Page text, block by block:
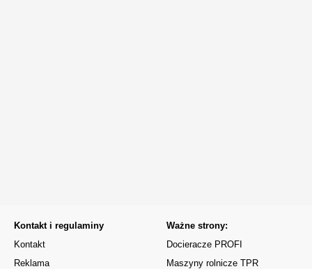
Kontakt i regulaminy
Kontakt
Reklama
Ważne strony:
Docieracze PROFI
Maszyny rolnicze TPR